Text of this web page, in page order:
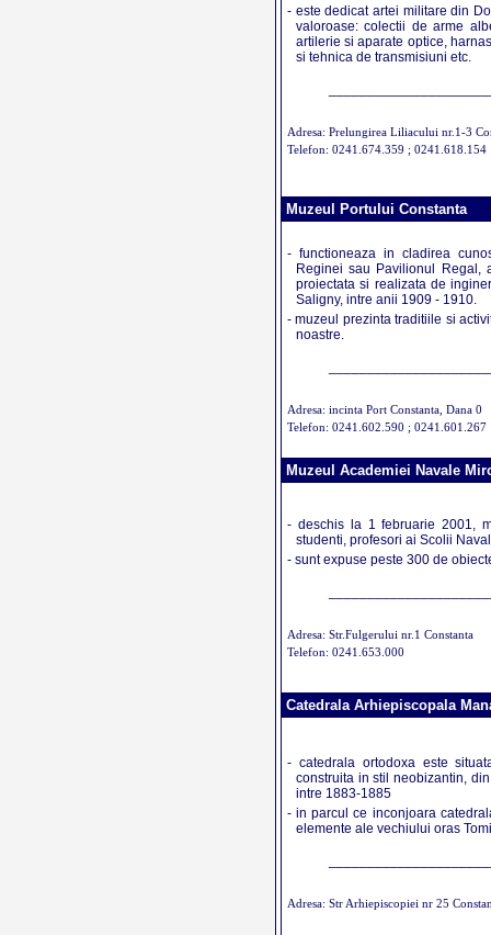
- este dedicat artei militare din
valoroase: colectii de arme
artilerie si aparate optice,
si tehnica de transmisiuni etc.
Adresa: Prelungirea Liliacului nr.1-3
Telefon: 0241.674.359 ; 0241.618.154
Muzeul Portului Constanta
- functioneaza in cladirea
Reginei sau Pavilionul Regal,
proiectata si realizata de
Saligny, intre anii 1909 - 1910.
- muzeul prezinta traditiile si
noastre.
Adresa: incinta Port Constanta, Dana 0
Telefon: 0241.602.590 ; 0241.601.267
Muzeul Academiei Navale
- deschis la 1 februarie 2001,
studenti, profesori ai Scolii
- sunt expuse peste 300 de
Adresa: Str.Fulgerului nr.1 Constanta
Telefon: 0241.653.000
Catedrala Arhiepiscopala
- catedrala ortodoxa este
construita in stil neobizantin,
intre 1883-1885
- in parcul ce inconjoara
elemente ale vechiului oras
Adresa: Str Arhiepiscopiei nr 25